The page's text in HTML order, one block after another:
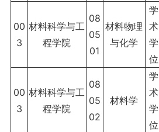
00
3
材料科学与工
程学院
08
05
01
材料物理
与化学
学
术
学
位
00
3
材料科学与工
程学院
08
05
02
材料学
学
术
学
位